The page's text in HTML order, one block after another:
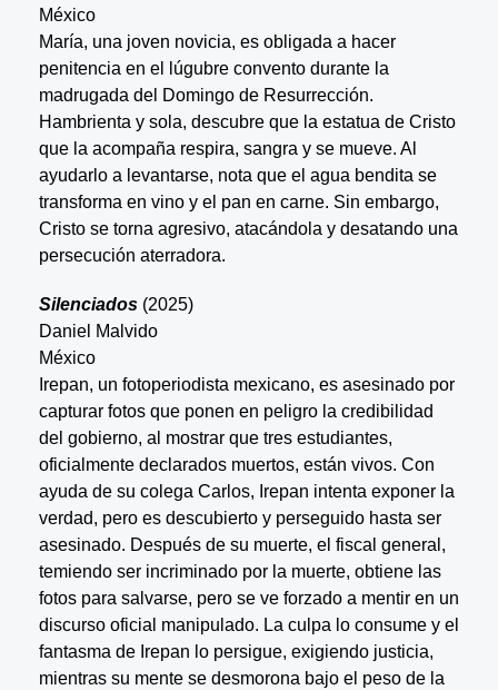
México
María, una joven novicia, es obligada a hacer
penitencia en el lúgubre convento durante la
madrugada del Domingo de Resurrección.
Hambrienta y sola, descubre que la estatua de Cristo
que la acompaña respira, sangra y se mueve. Al
ayudarlo a levantarse, nota que el agua bendita se
transforma en vino y el pan en carne. Sin embargo,
Cristo se torna agresivo, atacándola y desatando una
persecución aterradora.
Silenciados(2025)
Daniel Malvido
México
Irepan, un fotoperiodista mexicano, es asesinado por
capturar fotos que ponen en peligro la credibilidad
del gobierno, al mostrar que tres estudiantes,
oficialmente declarados muertos, están vivos. Con
ayuda de su colega Carlos, Irepan intenta exponer la
verdad, pero es descubierto y perseguido hasta ser
asesinado. Después de su muerte, el fiscal general,
temiendo ser incriminado por la muerte, obtiene las
fotos para salvarse, pero se ve forzado a mentir en un
discurso oficial manipulado. La culpa lo consume y el
fantasma de Irepan lo persigue, exigiendo justicia,
mientras su mente se desmorona bajo el peso de la